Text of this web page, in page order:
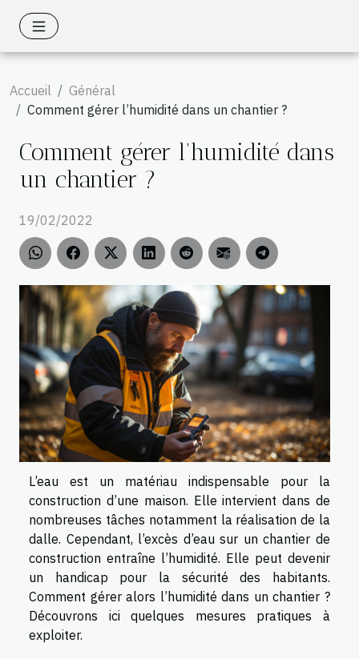
Accueil
Général
Comment gérer l’humidité dans un chantier ?
Comment gérer l’humidité dans
un chantier ?
19/02/2022
L’eau est un matériau indispensable pour la
construction d’une maison. Elle intervient dans de
nombreuses tâches notamment la réalisation de la
dalle. Cependant, l’excès d’eau sur un chantier de
construction entraîne l’humidité. Elle peut devenir
un handicap pour la sécurité des habitants.
Comment gérer alors l’humidité dans un chantier ?
Découvrons ici quelques mesures pratiques à
exploiter.